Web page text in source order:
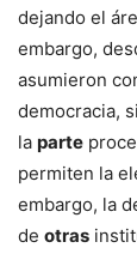
dejando el
embargo,
asumieron
democracia,
la parte
permiten la
embargo, la
de otras